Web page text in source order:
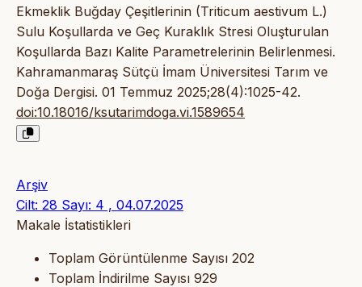
Ekmeklik Buğday Çeşitlerinin (Triticum aestivum L.)
Sulu Koşullarda ve Geç Kuraklık Stresi Oluşturulan
Koşullarda Bazı Kalite Parametrelerinin Belirlenmesi.
Kahramanmaraş Sütçü İmam Üniversitesi Tarım ve
Doğa Dergisi. 01 Temmuz 2025;28(4):1025-42.
doi:10.18016/ksutarimdoga.vi.1589654
Arşiv
Cilt: 28 Sayı: 4 , 04.07.2025
Makale İstatistikleri
Toplam Görüntülenme Sayısı 202
Toplam İndirilme Sayısı 929